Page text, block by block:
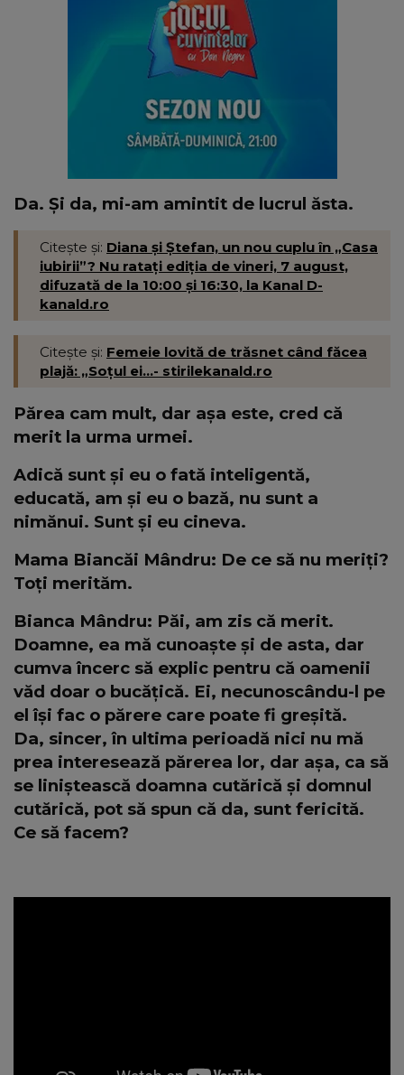
Da. Și da, mi-am amintit de lucrul ăsta.
Citește și: Diana și Ștefan, un nou cuplu în „Casa
iubirii”? Nu ratați ediția de vineri, 7 august,
difuzată de la 10:00 și 16:30, la Kanal D-
kanald.ro
Citește și: Femeie lovită de trăsnet când făcea
plajă: „Soțul ei...- stirilekanald.ro
Părea cam mult, dar așa este, cred că
merit la urma urmei.
Adică sunt și eu o fată inteligentă,
educată, am și eu o bază, nu sunt a
nimănui. Sunt și eu cineva.
Mama Biancăi Mândru: De ce să nu meriți?
Toți merităm.
Bianca Mândru: Păi, am zis că merit.
Doamne, ea mă cunoaște și de asta, dar
cumva încerc să explic pentru că oamenii
văd doar o bucățică. Ei, necunoscându-l pe
el își fac o părere care poate fi greșită.
Da, sincer, în ultima perioadă nici nu mă
prea interesează părerea lor, dar așa, ca să
se liniștească doamna cutărică și domnul
cutărică, pot să spun că da, sunt fericită.
Ce să facem?